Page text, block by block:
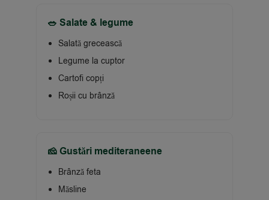
🥗 Salate & legume
Salată grecească
Legume la cuptor
Cartofi copți
Roșii cu brânză
🧀 Gustări mediteraneene
Brânză feta
Măsline